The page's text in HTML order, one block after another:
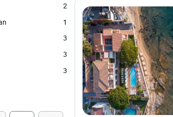
2
1
3
3
3